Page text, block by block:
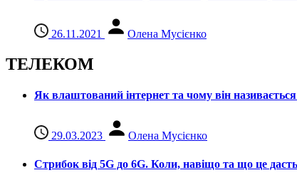
26.11.2021 Олена Мусієнко
ТЕЛЕКОМ
Як влаштований інтернет та чому він
29.03.2023 Олена Мусієнко
Стрибок від 5G до 6G. Коли, навіщо та що це